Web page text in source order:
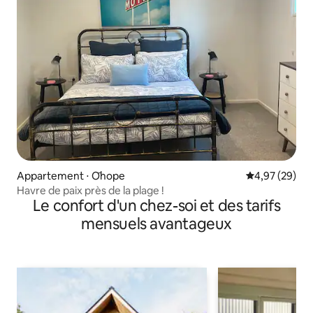
Appartement ⋅ Ōhope Évaluation
4,97 (29)
Havre de paix près de la plage !
Le confort d'un chez-soi et des tarifs
mensuels avantageux